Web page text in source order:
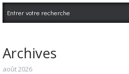
Archives
août 2026